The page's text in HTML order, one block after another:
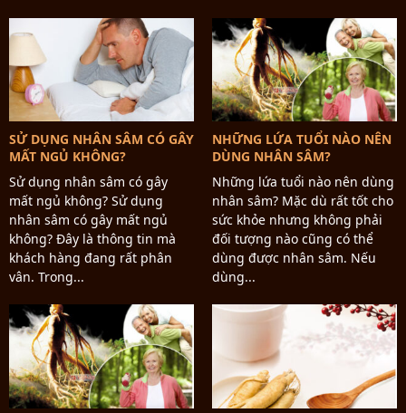
SỬ DỤNG NHÂN SÂM CÓ GÂY
MẤT NGỦ KHÔNG?
Sử dụng nhân sâm có gây
mất ngủ không? Sử dụng
nhân sâm có gây mất ngủ
không? Đây là thông tin mà
khách hàng đang rất phân
vân. Trong...
NHỮNG LỨA TUỔI NÀO NÊN
DÙNG NHÂN SÂM?
Những lứa tuổi nào nên dùng
nhân sâm? Mặc dù rất tốt cho
sức khỏe nhưng không phải
đối tượng nào cũng có thể
dùng được nhân sâm. Nếu
dùng...